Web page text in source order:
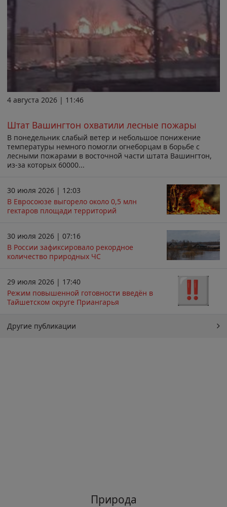
4 августа 2026 | 11:46
Штат Вашингтон охватили лесные пожары
В понедельник слабый ветер и небольшое понижение
температуры немного помогли огнеборцам в борьбе с
лесными пожарами в восточной части штата Вашингтон,
из-за которых 60000...
30 июля 2026 | 12:03
В Евросоюзе выгорело около 0,5 млн
гектаров площади территорий
30 июля 2026 | 07:16
В России зафиксировало рекордное
количество природных ЧС
29 июля 2026 | 17:40
Режим повышенной готовности введён в
Тайшетском округе Приангарья
Другие публикации
Природа